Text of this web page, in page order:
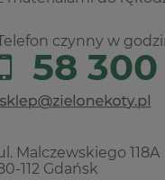
czynny w
58
Malczewskiego 118A
112 Gdańsk